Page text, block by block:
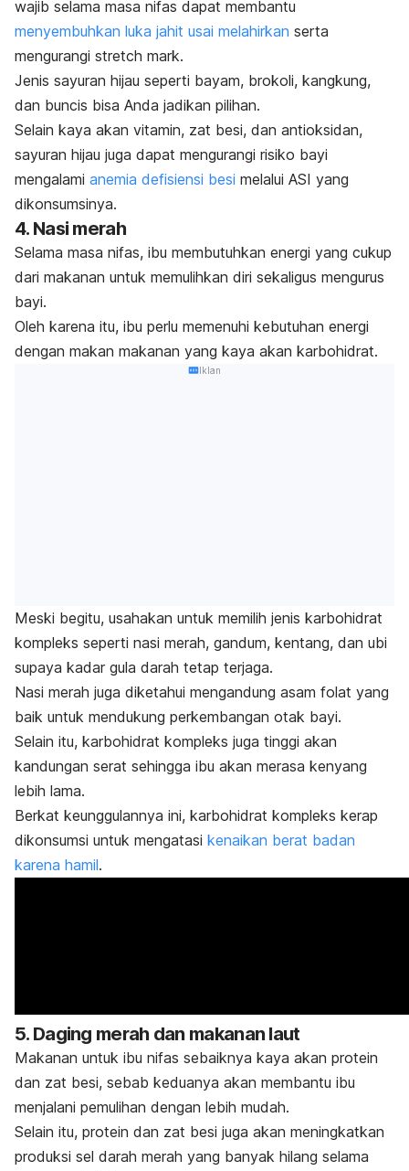
wajib selama masa nifas dapat membantu
menyembuhkan luka jahit usai melahirkan serta
mengurangi stretch mark.
Jenis sayuran hijau seperti bayam, brokoli, kangkung,
dan buncis bisa Anda jadikan pilihan.
Selain kaya akan vitamin, zat besi, dan antioksidan,
sayuran hijau juga dapat mengurangi risiko bayi
mengalami anemia defisiensi besi melalui ASI yang
dikonsumsinya.
4. Nasi merah
Selama masa nifas, ibu membutuhkan energi yang cukup
dari makanan untuk memulihkan diri sekaligus mengurus
bayi.
Oleh karena itu, ibu perlu memenuhi kebutuhan energi
dengan makan makanan yang kaya akan karbohidrat.
Iklan
Meski begitu, usahakan untuk memilih jenis karbohidrat
kompleks seperti nasi merah, gandum, kentang, dan ubi
supaya kadar gula darah tetap terjaga.
Nasi merah juga diketahui mengandung asam folat yang
baik untuk mendukung perkembangan otak bayi.
Selain itu, karbohidrat kompleks juga tinggi akan
kandungan serat sehingga ibu akan merasa kenyang
lebih lama.
Berkat keunggulannya ini, karbohidrat kompleks kerap
dikonsumsi untuk mengatasi kenaikan berat badan
karena hamil.
5. Daging merah dan makanan laut
Makanan untuk ibu nifas sebaiknya kaya akan protein
dan zat besi, sebab keduanya akan membantu ibu
menjalani pemulihan dengan lebih mudah.
Selain itu, protein dan zat besi juga akan meningkatkan
produksi sel darah merah yang banyak hilang selama